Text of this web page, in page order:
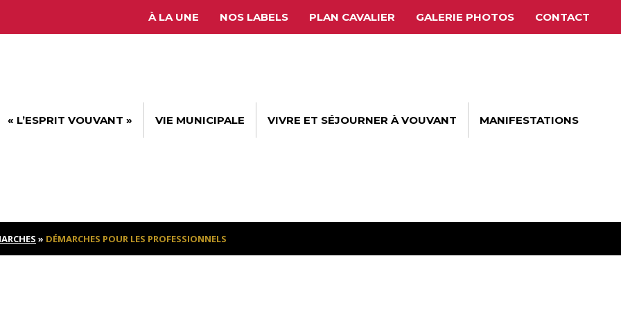
À LA UNE NOS LABELS PLAN CAVALIER GALERIE PHOTOS CONTACT
« L’ESPRIT VOUVANT » VIE MUNICIPALE VIVRE ET SÉJOURNER À VOUVANT MANIFESTATIONS
» DÉMARCHES POUR LES PROFESSIONNELS